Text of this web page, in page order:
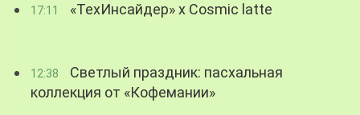
17:11 «ТехИнсайдер» х Cosmic latte
12:38
Светлый праздник: пасхальная
коллекция от «Кофемании»